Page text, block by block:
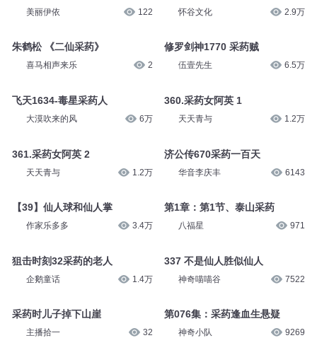
美丽伊依 122
朱鹤松 《二仙采药》
喜马相声来乐 2
飞天1634-毒星采药人
大漠吹来的风 6万
361.采药女阿英 2
天天青与 1.2万
【39】仙人球和仙人掌
作家乐多多 3.4万
狙击时刻32采药的老人
企鹅童话 1.4万
采药时儿子掉下山崖
主播拾一 32
怀谷文化 2.9万
修罗剑神1770 采药贼
伍壹先生 6.5万
360.采药女阿英 1
天天青与 1.2万
济公传670采药一百天
华音李庆丰 6143
第1章：第1节、泰山采药
八福星 971
337 不是仙人胜似仙人
神奇喵喵谷 7522
第076集：采药逢血生悬疑
神奇小队 9269